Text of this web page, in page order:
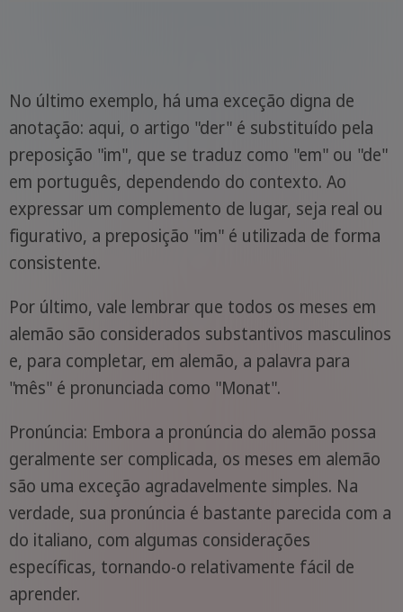
No último exemplo, há uma exceção digna de
anotação: aqui, o artigo "der" é substituído pela
preposição "im", que se traduz como "em" ou "de"
em português, dependendo do contexto. Ao
expressar um complemento de lugar, seja real ou
figurativo, a preposição "im" é utilizada de forma
consistente.
Por último, vale lembrar que todos os meses em
alemão são considerados substantivos masculinos
e, para completar, em alemão, a palavra para
"mês" é pronunciada como "Monat".
Pronúncia: Embora a pronúncia do alemão possa
geralmente ser complicada, os meses em alemão
são uma exceção agradavelmente simples. Na
verdade, sua pronúncia é bastante parecida com a
do italiano, com algumas considerações
específicas, tornando-o relativamente fácil de
aprender.